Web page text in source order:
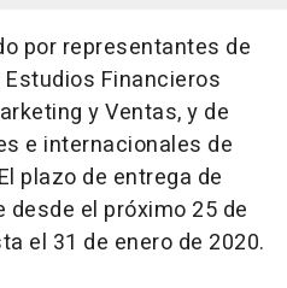
por representantes de
Estudios Financieros
y Ventas, y de
e internacionales de
plazo de entrega de
el próximo 25 de
el 31 de enero de 2020.